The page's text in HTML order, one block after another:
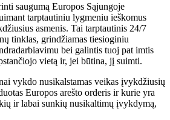
saugumą Europos Sąjungoje
tarptautiniu lygmeniu ieškomus
asmenis. Tai tarptautinis 24/7
tinklas, grindžiamas tiesioginiu
bei galintis tuoj pat imtis
vietą ir, jei būtina, jį suimti.
vykdo nusikalstamas veikas įvykdžiusių
Europos arešto orderis ir kurie yra
ir labai sunkių nusikaltimų įvykdymą,